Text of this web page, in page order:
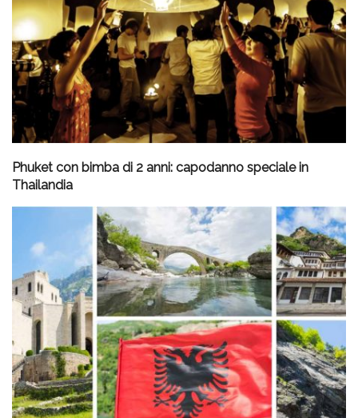
Phuket con bimba di 2 anni: capodanno speciale in
Thailandia